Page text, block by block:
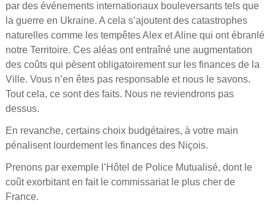
par des événements internationaux bouleversants tels que
la guerre en Ukraine. A cela s’ajoutent des catastrophes
naturelles comme les tempêtes Alex et Aline qui ont ébranlé
notre Territoire. Ces aléas ont entraîné une augmentation
des coûts qui pèsent obligatoirement sur les finances de la
Ville. Vous n’en êtes pas responsable et nous le savons.
Tout cela, ce sont des faits. Nous ne reviendrons pas
dessus.
En revanche, certains choix budgétaires, à votre main
pénalisent lourdement les finances des Niçois.
Prenons par exemple l’Hôtel de Police Mutualisé, dont le
coût exorbitant en fait le commissariat le plus cher de
France.